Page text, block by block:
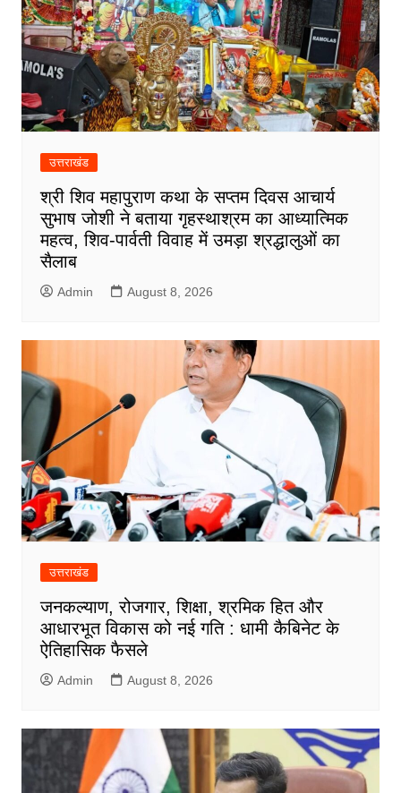
उत्तराखंड
श्री शिव महापुराण कथा के सप्तम दिवस आचार्य
सुभाष जोशी ने बताया गृहस्थाश्रम का आध्यात्मिक
महत्व, शिव-पार्वती विवाह में उमड़ा श्रद्धालुओं का
सैलाब
Admin August 8, 2026
उत्तराखंड
जनकल्याण, रोजगार, शिक्षा, श्रमिक हित और
आधारभूत विकास को नई गति : धामी कैबिनेट के
ऐतिहासिक फैसले
Admin August 8, 2026